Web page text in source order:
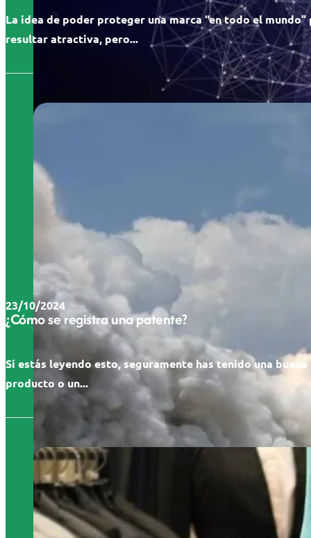
La idea de poder proteger una marca “en todo el mundo”
resultar atractiva, pero...
23/10/2024
¿Cómo se registra una patente?
Si estás leyendo esto, seguramente has tenido una
producto o un...